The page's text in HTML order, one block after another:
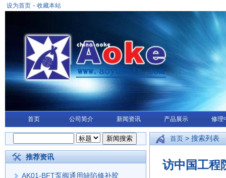
设为首页 - 收藏本站
首页 公司简介 新闻资讯 产品展示 修理
推荐资讯
AK01-BFT泵阀通用缺陷修补胶
首页 > 搜索列表
访中国工程